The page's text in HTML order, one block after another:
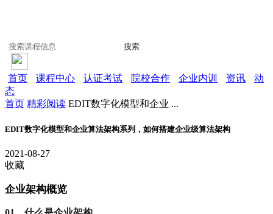
搜索
首页 课程中心 认证考试 院校合作 企业内训 资讯
动
态
首页 精彩阅读 EDIT数字化模型和企业 ...
EDIT数字化模型和企业算法架构系列，如何搭建企业级算法架构
2021-08-27
收藏
企业架构概览